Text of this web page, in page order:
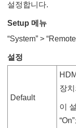
설정합니다.
Setup 메뉴
“System” > “
설정
Default
장
이
“On